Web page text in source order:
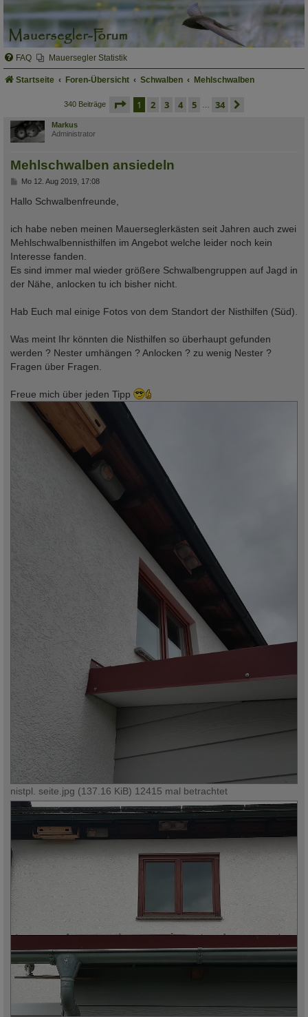
FAQ Mauersegler Statistik
Startseite Foren-Übersicht Schwalben Mehlschwalben
340 Beiträge seite 1 von 34
1 2 3 4 5 34
Markus
Administrator
Mehlschwalben ansiedeln
B
i
t
a
g
Mo 12. Aug 2019, 17:08
Hallo Schwalbenfreunde,
ich habe neben meinen Mauerseglerkästen seit Jahren auch zwei
Mehlschwalbennisthilfen im Angebot welche leider noch kein
Interesse fanden.
Es sind immer mal wieder größere Schwalbengruppen auf Jagd in
der Nähe, anlocken tu ich bisher nicht.
Hab Euch mal einige Fotos von dem Standort der Nisthilfen (Süd).
Was meint Ihr könnten die Nisthilfen so überhaupt gefunden
werden ? Nester umhängen ? Anlocken ? zu wenig Nester ?
Fragen über Fragen.
Freue mich über jeden Tipp
nistpl. seite.jpg (137.16 KiB) 12415 mal betrachtet